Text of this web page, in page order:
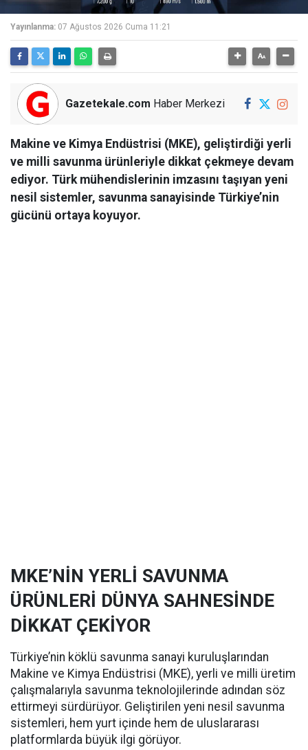
Yayınlanma: 07 Ağustos 2026 Cuma 11:21
Gazetekale.com Haber Merkezi
Makine ve Kimya Endüstrisi (MKE), geliştirdiği yerli
ve milli savunma ürünleriyle dikkat çekmeye devam
ediyor. Türk mühendislerinin imzasını taşıyan yeni
nesil sistemler, savunma sanayisinde Türkiye’nin
gücünü ortaya koyuyor.
MKE’NİN YERLİ SAVUNMA
ÜRÜNLERİ DÜNYA SAHNESİNDE
DİKKAT ÇEKİYOR
Türkiye’nin köklü savunma sanayi kuruluşlarından
Makine ve Kimya Endüstrisi (MKE), yerli ve milli üretim
çalışmalarıyla savunma teknolojilerinde adından söz
ettirmeyi sürdürüyor. Geliştirilen yeni nesil savunma
sistemleri, hem yurt içinde hem de uluslararası
platformlarda büyük ilgi görüyor.